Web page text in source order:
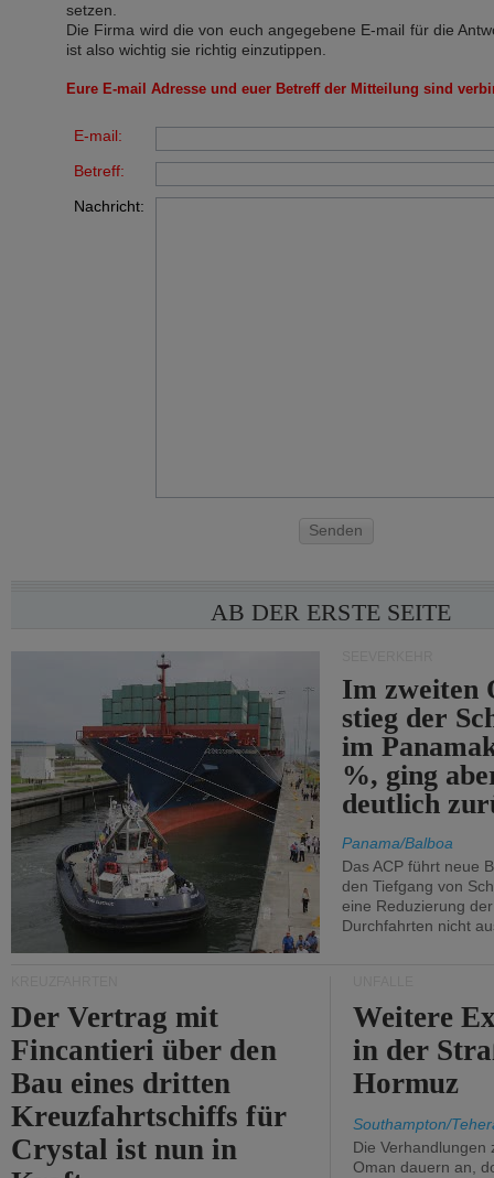
setzen.
Die Firma wird die von euch angegebene E-mail für die
ist also wichtig sie richtig einzutippen.
Eure E-mail Adresse und euer Betreff der Mitteilung sind
E-mail:
Betreff:
Nachricht:
Senden
AB DER ERSTE SEITE
Im zweiten
stieg der
im
%, ging
deutlich
Panama/Balboa
Das ACP führt neue
den Tiefgang von
eine Reduzierung
Durchfahrten nicht
Der Vertrag mit
Fincantieri über den
Bau eines dritten
Kreuzfahrtschiffs für
Crystal ist nun in
Weitere
in der
Hormuz
Southampton/
Die Verhandlungen
Oman dauern an,